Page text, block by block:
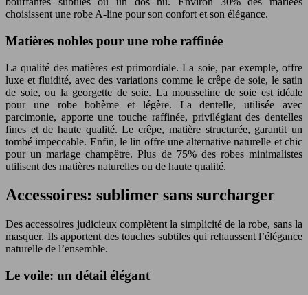
choisissent une robe A-line pour son confort et son élégance.
Matières nobles pour une robe raffinée
La qualité des matières est primordiale. La soie, par exemple, offre
luxe et fluidité, avec des variations comme le crêpe de soie, le satin
de soie, ou la georgette de soie. La mousseline de soie est idéale
pour une robe bohème et légère. La dentelle, utilisée avec
parcimonie, apporte une touche raffinée, privilégiant des dentelles
fines et de haute qualité. Le crêpe, matière structurée, garantit un
tombé impeccable. Enfin, le lin offre une alternative naturelle et chic
pour un mariage champêtre. Plus de 75% des robes minimalistes
utilisent des matières naturelles ou de haute qualité.
Accessoires: sublimer sans surcharger
Des accessoires judicieux complètent la simplicité de la robe, sans la
masquer. Ils apportent des touches subtiles qui rehaussent l’élégance
naturelle de l’ensemble.
Le voile: un détail élégant